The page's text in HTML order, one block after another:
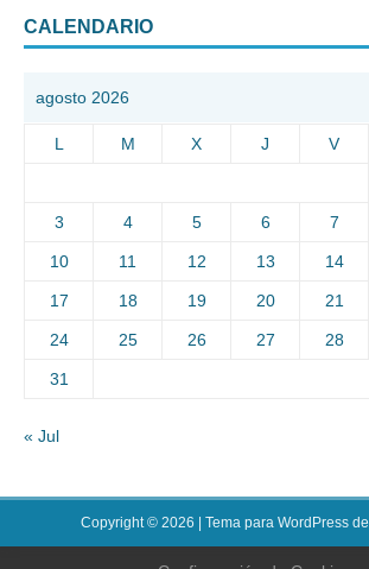
CALENDARIO
agosto 2026
L M X J V
3 4 5 6 7
10 11 12 13 14
17 18 19 20 21
24 25 26 27 28
31
« Jul
Copyright © 2026 | Tema para WordPress de